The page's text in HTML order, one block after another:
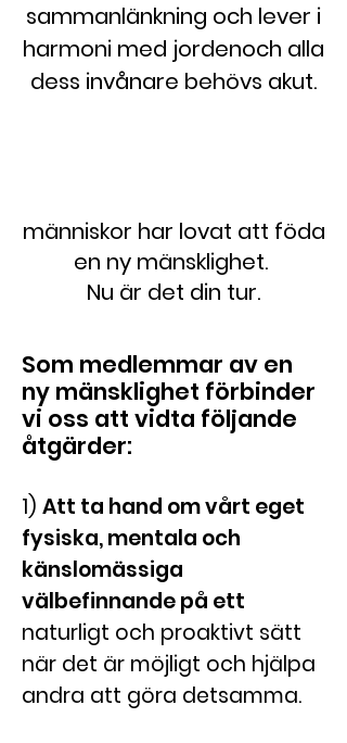
sammanlänkning och lever i
harmoni med jordenoch alla
dess invånare behövs akut.
människor har lovat att föda
en ny mänsklighet.
Nu är det din tur.
Som medlemmar av en
ny mänsklighet förbinder
vi oss att vidta följande
åtgärder:
1) Att ta hand om vårt eget
fysiska, mentala och
känslomässiga
välbefinnande på ett
naturligt och proaktivt sätt
när det är möjligt och hjälpa
andra att göra detsamma.